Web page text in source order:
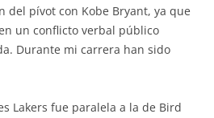
del pívot con Kobe Bryant, ya que
un conflicto verbal público
Durante mi carrera han sido
Lakers fue paralela a la de Bird